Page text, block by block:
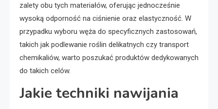
zalety obu tych materiałów, oferując jednocześnie
wysoką odporność na ciśnienie oraz elastyczność. W
przypadku wyboru węża do specyficznych zastosowań,
takich jak podlewanie roślin delikatnych czy transport
chemikaliów, warto poszukać produktów dedykowanych
do takich celów.
Jakie techniki nawijania